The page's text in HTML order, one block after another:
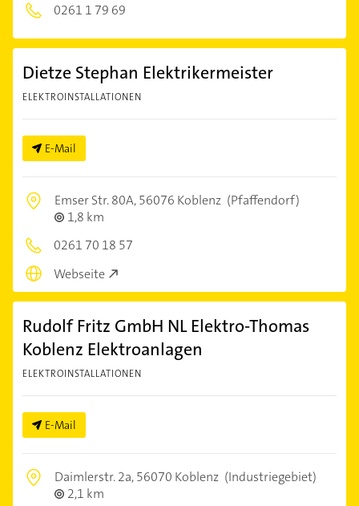
0261 1 79 69
Dietze Stephan Elektrikermeister
ELEKTROINSTALLATIONEN
E-Mail
Emser Str. 80A,56076 Koblenz (Pfaffendorf)
1,8 km
0261 70 18 57
Webseite
Rudolf Fritz GmbH NL Elektro-Thomas
Koblenz Elektroanlagen
ELEKTROINSTALLATIONEN
E-Mail
Daimlerstr. 2a,56070 Koblenz (Industriegebiet)
2,1 km